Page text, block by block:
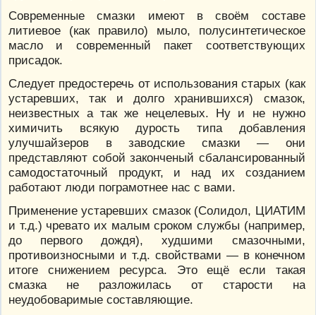
Современные смазки имеют в своём составе
литиевое (как правило) мыло, полусинтетическое
масло и современный пакет соответствующих
присадок.
Следует предостеречь от использования старых (как
устаревших, так и долго хранившихся) смазок,
неизвестных а так же нецелевых. Ну и не нужно
химичить всякую дурость типа добавления
улучшайзеров в заводские смазки — они
представляют собой законченый сбалансированный
самодостаточный продукт, и над их созданием
работают люди пограмотнее нас с вами.
Применение устаревших смазок (Солидол, ЦИАТИМ
и т.д.) чревато их малым сроком службы (например,
до первого дождя), худшими смазочными,
противоизносными и т.д. свойствами — в конечном
итоге снижением ресурса. Это ещё если такая
смазка не разложилась от старости на
неудобоваримые составляющие.